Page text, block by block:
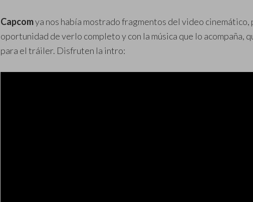
Capcomya nos había mostrado fragmentos del video cinemático,
oportunidad de verlo completo y con la música que lo acompaña,
para el tráiler. Disfruten la intro: